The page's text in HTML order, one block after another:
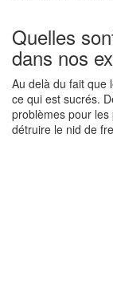
Quelles
dans nos
Au delà du fait que
ce qui est sucrés.
problèmes pour les
détruire le nid de